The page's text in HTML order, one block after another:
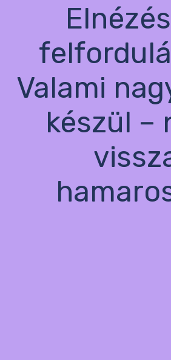
Valami
készül –